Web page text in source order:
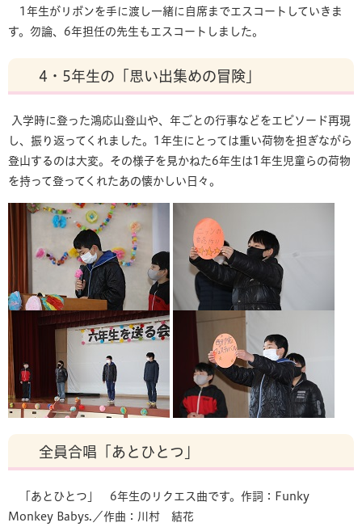
1年生がリボンを手に渡し一緒に自席までエスコートしていきま
す。勿論、6年担任の先生もエスコートしました。
4・5年生の「思い出集めの冒険」
入学時に登った鴻応山登山や、年ごとの行事などをエピソード再現
し、振り返ってくれました。1年生にとっては重い荷物を担ぎながら
登山するのは大変。その様子を見かねた6年生は1年生児童らの荷物
を持って登ってくれたあの懐かしい日々。
全員合唱「あとひとつ」
「あとひとつ」 6年生のリクエス曲です。作詞：Funky
Monkey Babys.／作曲：川村 結花